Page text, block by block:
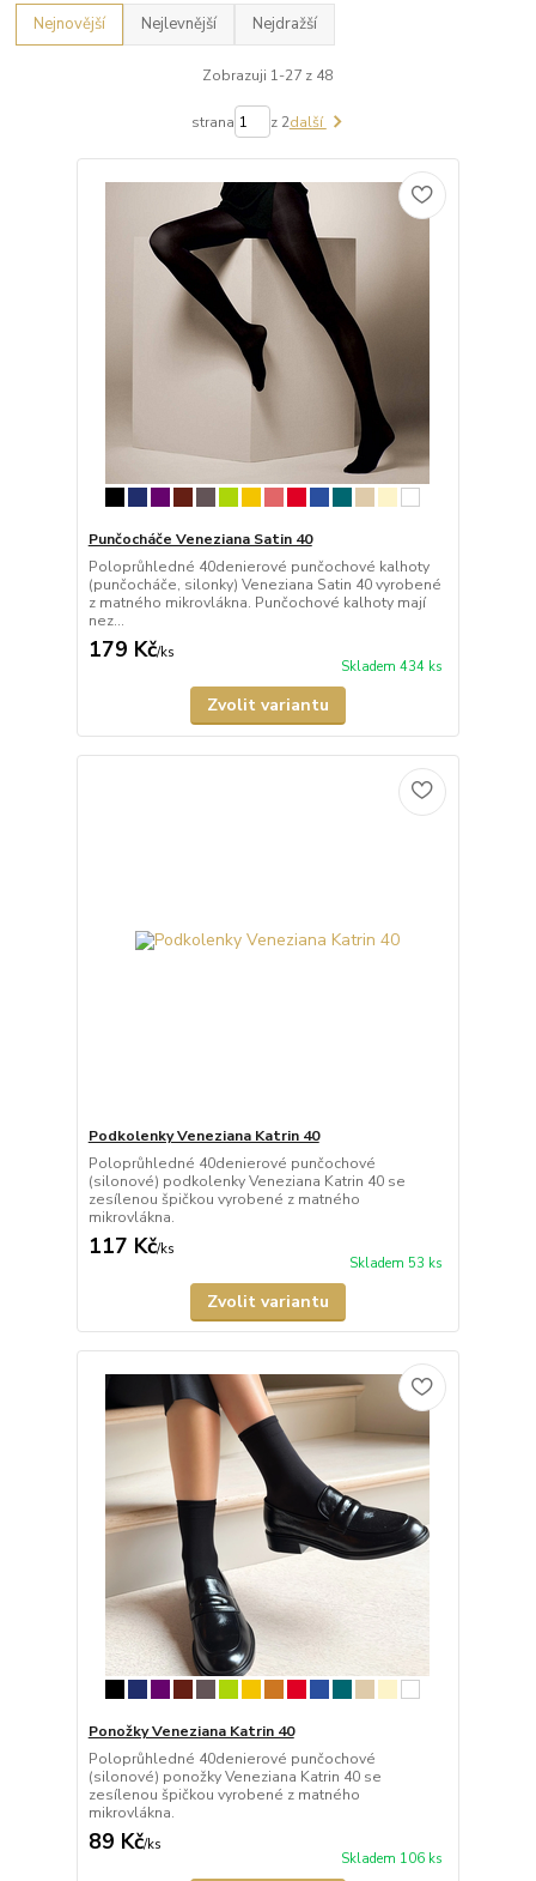
Nejnovější Nejlevnější Nejdražší
Zobrazuji 1-27 z 48
strana z 2další
Punčocháče Veneziana Satin 40
Poloprůhledné 40denierové punčochové kalhoty
(punčocháče, silonky) Veneziana Satin 40 vyrobené
z matného mikrovlákna. Punčochové kalhoty mají
nez...
179 Kč/ks
Skladem 434 ks
Zvolit variantu
Podkolenky Veneziana Katrin 40
Poloprůhledné 40denierové punčochové
(silonové) podkolenky Veneziana Katrin 40 se
zesílenou špičkou vyrobené z matného
mikrovlákna.
117 Kč/ks
Skladem 53 ks
Zvolit variantu
Ponožky Veneziana Katrin 40
Poloprůhledné 40denierové punčochové
(silonové) ponožky Veneziana Katrin 40 se
zesílenou špičkou vyrobené z matného
mikrovlákna.
89 Kč/ks
Skladem 106 ks